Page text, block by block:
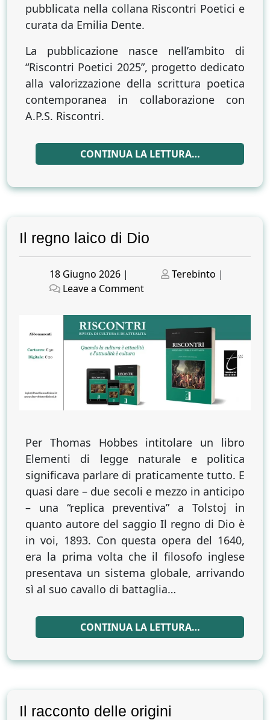
pubblicata nella collana Riscontri Poetici e
curata da Emilia Dente.
La pubblicazione nasce nell’ambito di
“Riscontri Poetici 2025”, progetto dedicato
alla valorizzazione della scrittura poetica
contemporanea in collaborazione con
A.P.S. Riscontri.
CONTINUA LA LETTURA…
Il regno laico di Dio
Posted
on
18 Giugno 2026 |
Posted
Terebinto |
Leave a Commenton
regno
laico
di
Per Thomas Hobbes intitolare un libro
Elementi di legge naturale e politica
significava parlare di praticamente tutto. E
quasi dare – due secoli e mezzo in anticipo
– una “replica preventiva” a Tolstoj in
quanto autore del saggio Il regno di Dio è
in voi, 1893. Con questa opera del 1640,
era la prima volta che il filosofo inglese
presentava un sistema globale, arrivando
sì al suo cavallo di battaglia…
CONTINUA LA LETTURA…
Il racconto delle origini